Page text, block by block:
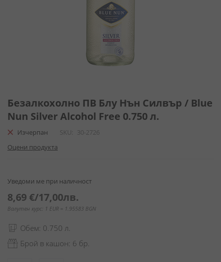
към
началото
на
галерия
снимки
Безалкохолно ПВ Блу Нън Силвър / Blue
Nun Silver Alcohol Free 0.750 л.
Изчерпан SKU
30-2726
Оцени продукта
Уведоми ме при наличност
8,69 €/17,00лв.
Валутен курс: 1 EUR = 1.95583 BGN
Обем: 0.750 л.
Брой в кашон: 6 бр.